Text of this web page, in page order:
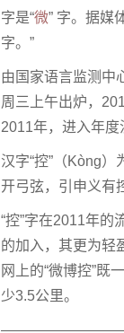
字是“微” 字。据媒
字。”
由国家语言监测中
周三上午出炉，
2011年，进入年度
汉字“控”（Kòng
开弓弦，引申义有
“控”字在2011年
的加入，其更为轻
网上的“微博控”既
少3.5公里。